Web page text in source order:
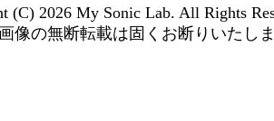
(C) 2026 My Sonic Lab. All Rights
像の無断転載は固くお断りいたし